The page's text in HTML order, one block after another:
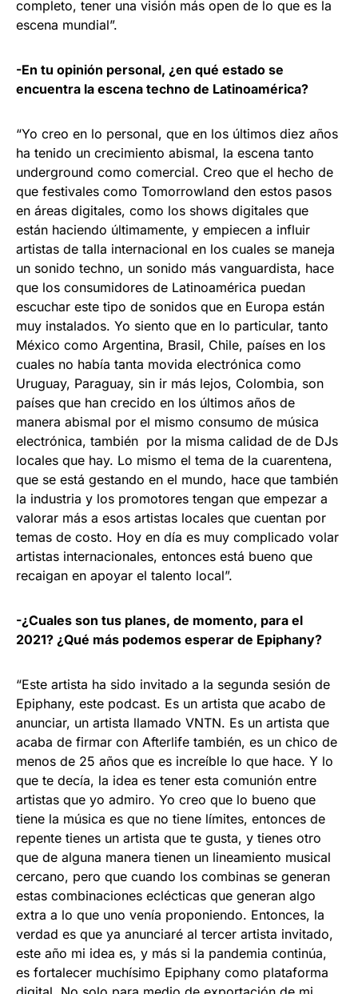
completo, tener una visión más open de lo que es la
escena mundial”.
-En tu opinión personal, ¿en qué estado se
encuentra la escena techno de Latinoamérica?
“Yo creo en lo personal, que en los últimos diez años
ha tenido un crecimiento abismal, la escena tanto
underground como comercial. Creo que el hecho de
que festivales como Tomorrowland den estos pasos
en áreas digitales, como los shows digitales que
están haciendo últimamente, y empiecen a influir
artistas de talla internacional en los cuales se maneja
un sonido techno, un sonido más vanguardista, hace
que los consumidores de Latinoamérica puedan
escuchar este tipo de sonidos que en Europa están
muy instalados. Yo siento que en lo particular, tanto
México como Argentina, Brasil, Chile, países en los
cuales no había tanta movida electrónica como
Uruguay, Paraguay, sin ir más lejos, Colombia, son
países que han crecido en los últimos años de
manera abismal por el mismo consumo de música
electrónica, también por la misma calidad de de DJs
locales que hay. Lo mismo el tema de la cuarentena,
que se está gestando en el mundo, hace que también
la industria y los promotores tengan que empezar a
valorar más a esos artistas locales que cuentan por
temas de costo. Hoy en día es muy complicado volar
artistas internacionales, entonces está bueno que
recaigan en apoyar el talento local”.
-¿Cuales son tus planes, de momento, para el
2021? ¿Qué más podemos esperar de Epiphany?
“Este artista ha sido invitado a la segunda sesión de
Epiphany, este podcast. Es un artista que acabo de
anunciar, un artista llamado VNTN. Es un artista que
acaba de firmar con Afterlife también, es un chico de
menos de 25 años que es increíble lo que hace. Y lo
que te decía, la idea es tener esta comunión entre
artistas que yo admiro. Yo creo que lo bueno que
tiene la música es que no tiene límites, entonces de
repente tienes un artista que te gusta, y tienes otro
que de alguna manera tienen un lineamiento musical
cercano, pero que cuando los combinas se generan
estas combinaciones eclécticas que generan algo
extra a lo que uno venía proponiendo. Entonces, la
verdad es que ya anunciaré al tercer artista invitado,
este año mi idea es, y más si la pandemia continúa,
es fortalecer muchísimo Epiphany como plataforma